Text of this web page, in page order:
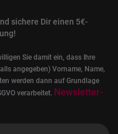
sichere Dir einen 5€-
Sie damit ein, dass Ihre
angegeben) Vorname, Name,
werden dann auf Grundlage
verarbeitet. Newsletter-